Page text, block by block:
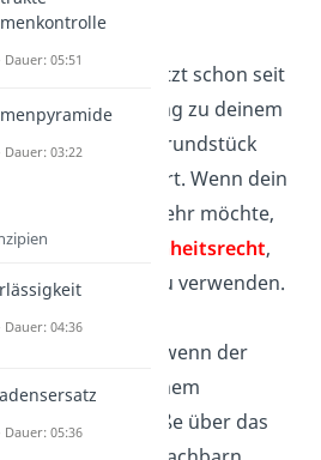
dir vor, du benutztschon seit
eine Abkürzung zu deinem
die über das Grundstück
Nachbarn führt. Wenn dein
das nicht mehr möchte,
du
kein Gewohnheitsrecht,
Weg weiterhin zu verwenden.
sieht es aus, wenn der
Wegvon deinem
zur Straße über das
Dauer: 05:51
Dauer: 03:22
Dauer: 04:36
Dauer: 05:36